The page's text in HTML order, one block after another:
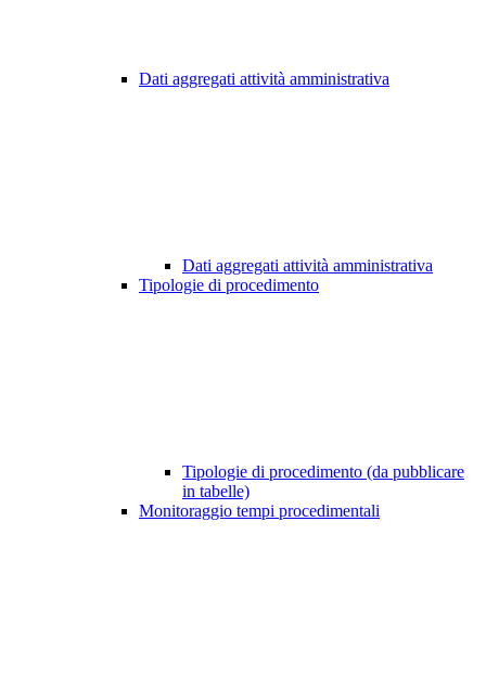
Dati aggregati attività amministrativa
Dati aggregati attività amministrativa
Tipologie di procedimento
Tipologie di procedimento (da pubblicare
in tabelle)
Monitoraggio tempi procedimentali